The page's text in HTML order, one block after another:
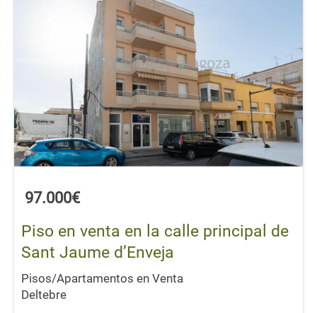
97.000€
Piso en venta en la calle principal de
Sant Jaume d’Enveja
Pisos/Apartamentos en Venta
Deltebre